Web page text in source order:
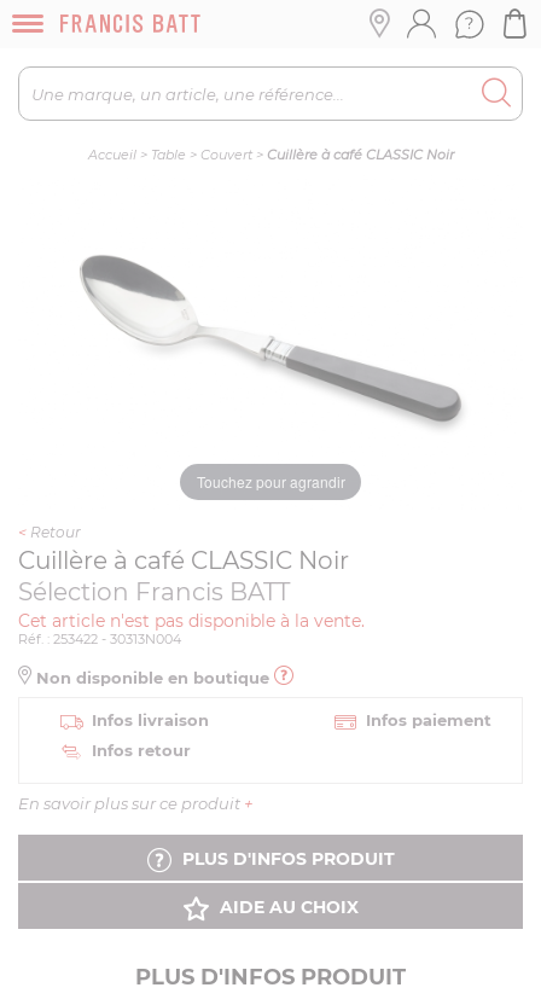
Accueil> Table > Couvert> Cuillère à café CLASSIC Noir
Touchez pour agrandir
< Retour
Cuillère à café CLASSIC Noir
Sélection Francis BATT
Cet article n'est pas disponible à la vente.
Réf. : 253422 - 30313N004
Non disponible en boutique
Infos livraison
Infos paiement
Infos retour
En savoir plus sur ce produit +
PLUS D'INFOS PRODUIT
AIDE AU CHOIX
PLUS D'INFOS PRODUIT